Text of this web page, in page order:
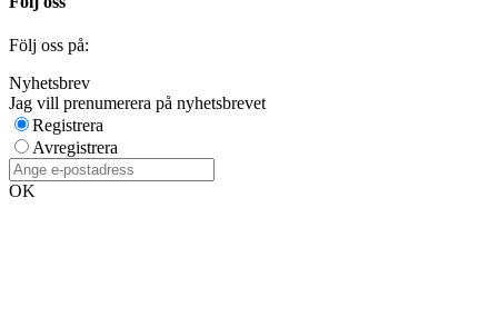
Följ oss på:
Nyhetsbrev
Jag vill prenumerera på nyhetsbrevet
Registrera
Avregistrera
OK